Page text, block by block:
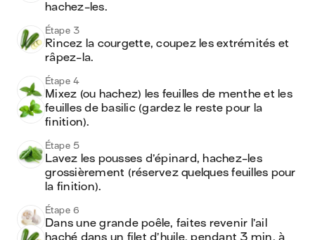
hachez-les.
Étape 3
Rincez la courgette, coupez les extrémités et
râpez-la.
Étape 4
Mixez (ou hachez) les feuilles de menthe et les
feuilles de basilic (gardez le reste pour la
finition).
Étape 5
Lavez les pousses d’épinard, hachez-les
grossièrement (réservez quelques feuilles pour
la finition).
Étape 6
Dans une grande poêle, faites revenir l’ail
haché dans un filet d’huile, pendant 3 min, à